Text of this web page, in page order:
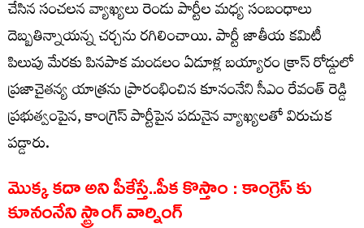
చేసిన సంచ‌లన వ్యాఖ్యలు రెండు పార్టీల మధ్య సంబంధాలు
దెబ్బతిన్నాయన్న చర్చను రగిలించాయి. పార్టీ జాతీయ కమిటీ
పిలుపు మేరకు పినపాక మండలం ఏడూళ్ల బయ్యారం క్రాస్ రోడ్డులో
ప్రజాచైతన్య యాత్రను ప్రారంభించిన కూనంనేని సీఎం రేవంత్ రెడ్డి
ప్రభుత్వంపైన, కాంగ్రెస్ పార్టీపైన పదునైన వ్యాఖ్యలతో విరుచుక
పడ్డారు.
మొక్క కదా అని పీకేస్తే..పీక కొస్తాం : కాంగ్రెస్ కు
కూనంనేని స్ట్రాంగ్ వార్నింగ్